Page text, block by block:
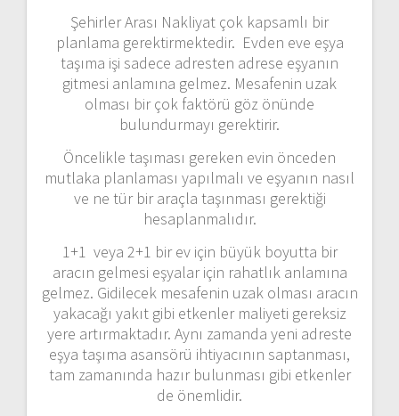
Şehirler Arası Nakliyat çok kapsamlı bir
planlama gerektirmektedir. Evden eve eşya
taşıma işi sadece adresten adrese eşyanın
gitmesi anlamına gelmez. Mesafenin uzak
olması bir çok faktörü göz önünde
bulundurmayı gerektirir.
Öncelikle taşıması gereken evin önceden
mutlaka planlaması yapılmalı ve eşyanın nasıl
ve ne tür bir araçla taşınması gerektiği
hesaplanmalıdır.
1+1 veya 2+1 bir ev için büyük boyutta bir
aracın gelmesi eşyalar için rahatlık anlamına
gelmez. Gidilecek mesafenin uzak olması aracın
yakacağı yakıt gibi etkenler maliyeti gereksiz
yere artırmaktadır. Aynı zamanda yeni adreste
eşya taşıma asansörü ihtiyacının saptanması,
tam zamanında hazır bulunması gibi etkenler
de önemlidir.